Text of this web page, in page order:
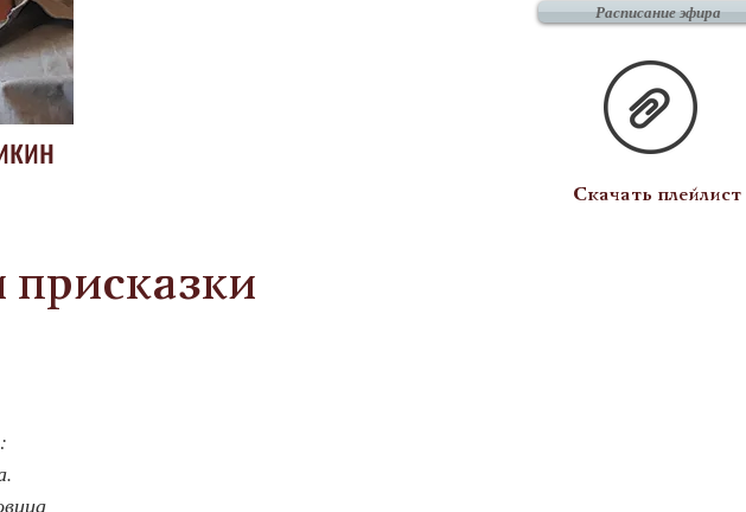
присказки
Расписание эфира
Скачать плейлист